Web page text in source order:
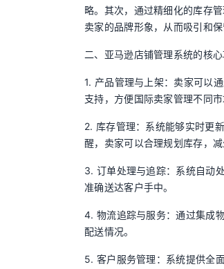
略。其次，通过精细化的库存
卖家的品牌形象，从而吸引和保
二、亚马逊店铺管理系统的核
1. 产品管理与上架：卖家可以
支持，方便国际卖家管理不同市
2. 库存管理：系统能够实时更
醒，卖家可以合理规划库存，减
3. 订单处理与追踪：系统自动
准确送达客户手中。
4. 物流追踪与服务：通过集成
配送情况。
5. 客户服务管理：系统提供全